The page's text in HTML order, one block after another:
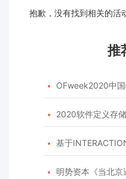
抱歉，没有找到相关的活
推
 OFweek2020中
 2020软件定义存
 基于INTERACTION数
 明势资本《当北京遇上